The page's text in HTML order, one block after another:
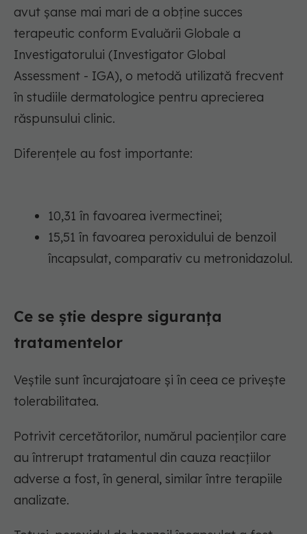
avut șanse mai mari de a obține succes
terapeutic conform Evaluării Globale a
Investigatorului (Investigator Global
Assessment - IGA), o metodă utilizată frecvent
în studiile dermatologice pentru aprecierea
răspunsului clinic.
Diferențele au fost importante:
10,31 în favoarea ivermectinei;
15,51 în favoarea peroxidului de benzoil
încapsulat, comparativ cu metronidazolul.
Ce se știe despre siguranța
tratamentelor
Veștile sunt încurajatoare și în ceea ce privește
tolerabilitatea.
Potrivit cercetătorilor, numărul pacienților care
au întrerupt tratamentul din cauza reacțiilor
adverse a fost, în general, similar între terapiile
analizate.